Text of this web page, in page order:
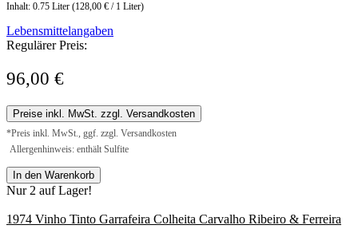
Inhalt: 0.75 Liter (128,00 € / 1 Liter)
Lebensmittelangaben
Regulärer Preis:
96,00 €
Preise inkl. MwSt. zzgl. Versandkosten
*Preis inkl. MwSt., ggf. zzgl. Versandkosten
Allergenhinweis: enthält Sulfite
In den Warenkorb
Nur 2 auf Lager!
1974 Vinho Tinto Garrafeira Colheita Carvalho Ribeiro & Ferreira